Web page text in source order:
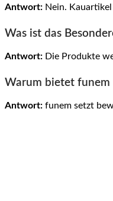
Antwort: Nein.
Was ist das
Antwort: Die Produkte
Warum bietet funem
Antwort: funem setzt